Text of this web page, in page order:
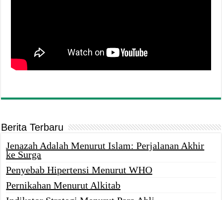
Berita Terbaru
Jenazah Adalah Menurut Islam: Perjalanan Akhir
ke Surga
Penyebab Hipertensi Menurut WHO
Pernikahan Menurut Alkitab